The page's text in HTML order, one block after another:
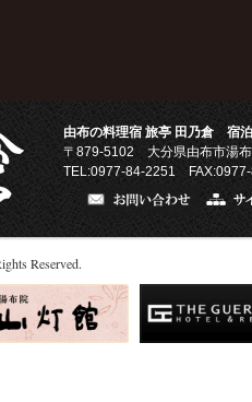
由布の料理宿 旅亭 田乃倉 宿
〒879-5102 大分県由布市湯
TEL:0977-84-2251
Reserved.